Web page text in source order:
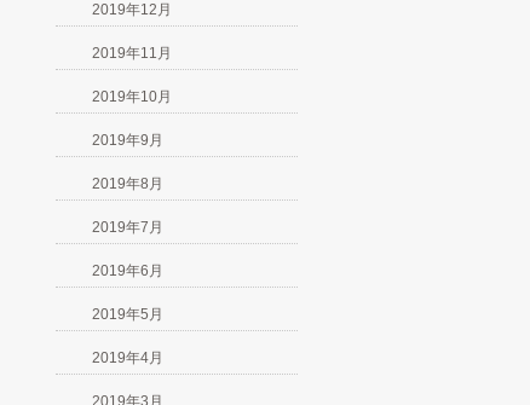
2019年12月
2019年11月
2019年10月
2019年9月
2019年8月
2019年7月
2019年6月
2019年5月
2019年4月
2019年3月